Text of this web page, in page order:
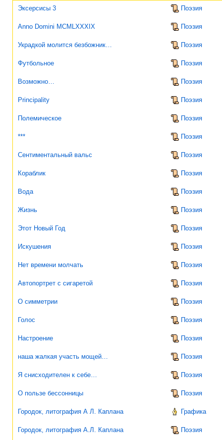
Эксерсисы 3 Поэзия
Anno Domini MCMLXXXIX Поэзия
Украдкой молится безбожник… Поэзия
Футбольное Поэзия
Возможно… Поэзия
Principality Поэзия
Полемическое Поэзия
*** Поэзия
Сентиментальный вальс Поэзия
Кораблик Поэзия
Вода Поэзия
Жизнь Поэзия
Этот Новый Год Поэзия
Искушения Поэзия
Нет времени молчать Поэзия
Автопортрет с сигаретой Поэзия
О симметрии Поэзия
Голос Поэзия
Настроение Поэзия
наша жалкая участь мощей… Поэзия
Я снисходителен к себе… Поэзия
О пользе бессонницы Поэзия
Городок, литография А Л. Каплана Графика
Городок, литография А.Л. Каплана Поэзия